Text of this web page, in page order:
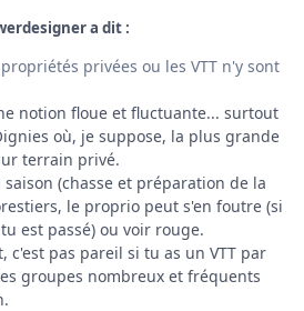
a dit :
privées ou les VTT n'y sont
notion floue et fluctuante... surtout
où, je suppose, la plus grande
terrain privé.
(chasse et préparation de la
le proprio peut s'en foutre (si
est passé) ou voir rouge.
c'est pas pareil si tu as un VTT par
groupes nombreux et fréquents